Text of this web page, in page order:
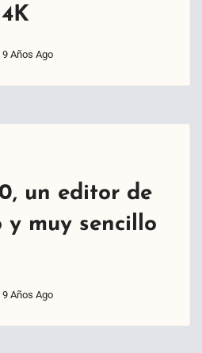
9 Años Ago
un editor de
y muy sencillo
9 Años Ago